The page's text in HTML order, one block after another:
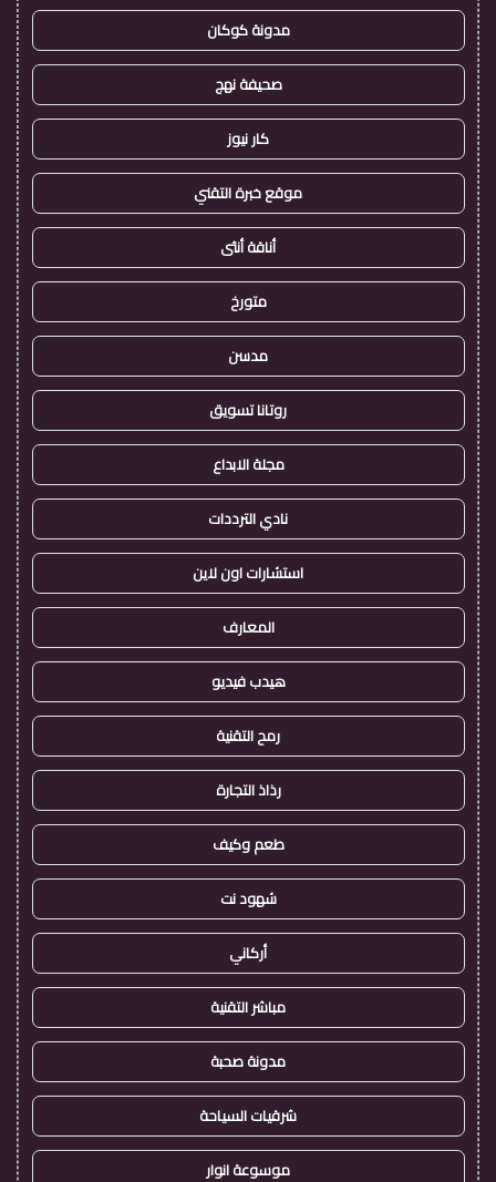
مدونة كوكان
صحيفة نهج
كار نيوز
موقع خبرة التقني
أناقة أنثى
متورخ
مدسن
روتانا تسويق
مجلة الابداع
نادي الترددات
استشارات اون لاين
المعارف
هيدب فيديو
رمح التقنية
رذاذ التجارة
طعم وكيف
شهود نت
أركاني
مباشر التقنية
مدونة صحبة
شرقيات السياحة
موسوعة انوار